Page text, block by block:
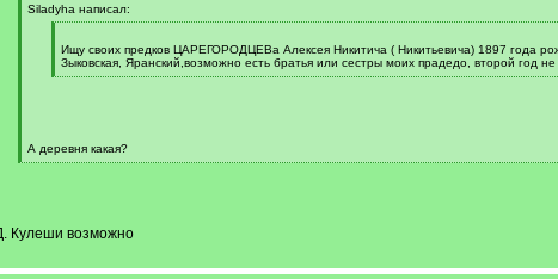
q
Siladyha написал:
q
]
Ищу своих предков ЦАРЕГОРОДЦЕВа Алексея Никитича ( Никитьевича) 1897 года
Зыковская, Яранский,возможно есть братья или сестры моих прадедо, второй год
[
А деревня какая?
[
Кулеши возможно